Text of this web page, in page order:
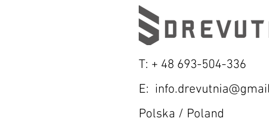
T: + 48 693-504-336
E:
Polska / Poland